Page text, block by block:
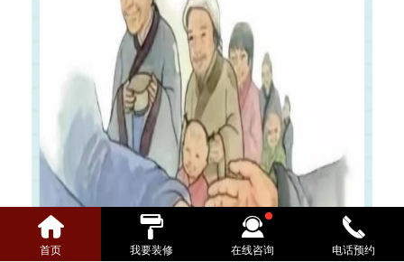
首页 我要装修 在线咨询 电话预约